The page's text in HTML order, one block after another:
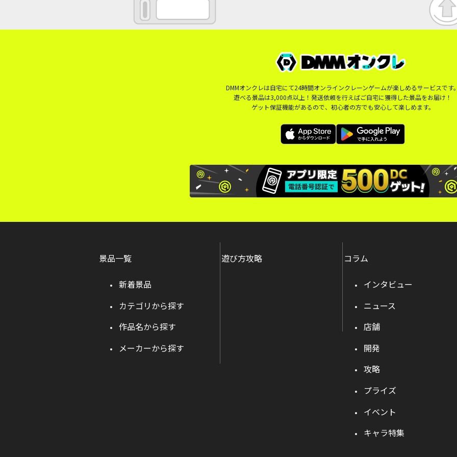
DMMオンクレは自宅にて24時間オンラインクレーンゲームが楽しめるサービスです
遊べる景品は3,000点以上！発送依頼を行えばご自宅に獲得した景品をお届け！
ゲット保証機能があるので、初心者の方でも安心して楽しめます。
景品一覧
新着景品
カテゴリから探す
作品名から探す
メーカーから探す
遊び方攻略 コラム
インタビュー
ニュース
店舗
開発
攻略
プライズ
イベント
キャラ特集